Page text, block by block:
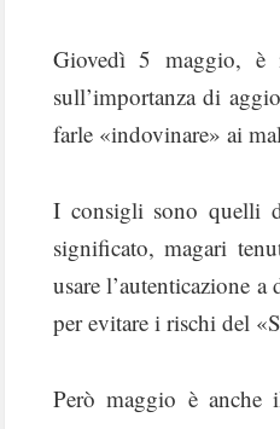
Giovedì 5 maggio, è
sull’importanza di
farle «indovinare» ai
I consigli sono quelli
significato, magari
usare l’autenticazione
per evitare i rischi del
Però maggio è